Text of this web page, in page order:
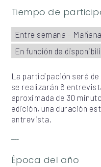
Tiempo de
Entre semana - Mañana
En función de
La participación será
se realizarán 6
aproximada de 30
edición, una duración
entrevista.
Época del año